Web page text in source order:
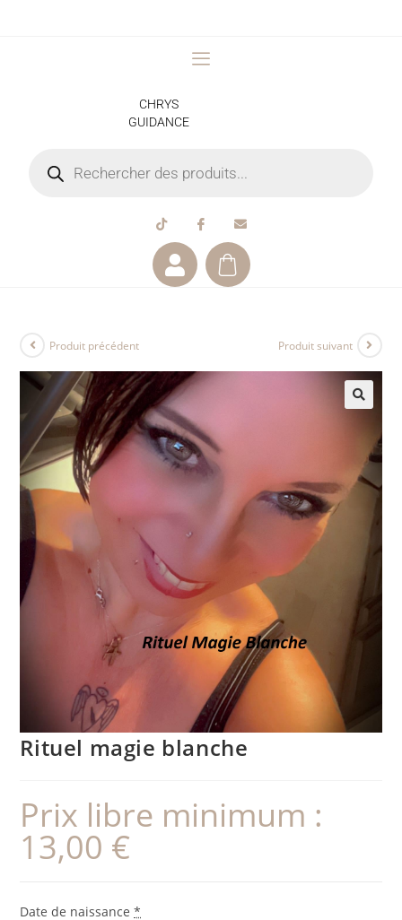
CHRYS
GUIDANCE
Produit précédent Produit suivant
Rituel magie blanche
Prix libre minimum :
13,00 €
Date de naissance *